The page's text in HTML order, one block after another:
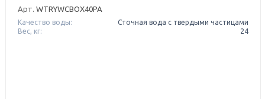
Арт. WTRYWCBOX40PA
Качество воды:
Сточная вода с твердыми частицами
Вес, кг:
24